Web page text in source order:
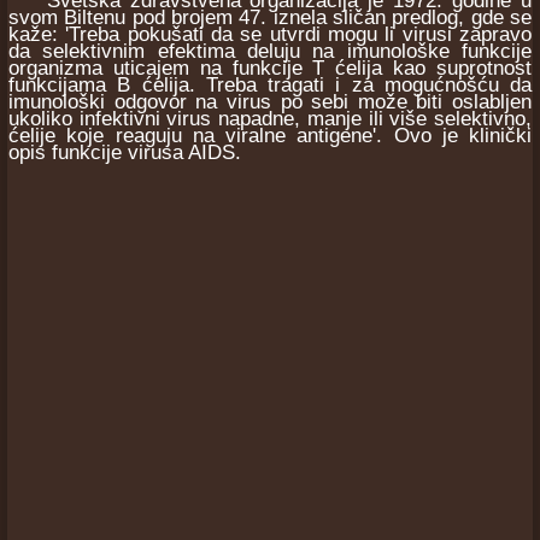
svom Biltenu pod brojem 47. iznela sličan predlog, gde se
kaže: 'Treba pokušati da se utvrdi mogu li virusi zapravo
da selektivnim efektima deluju na imunološke funkcije
organizma uticajem na funkcije T ćelija kao suprotnost
funkcijama B ćelija. Treba tragati i za mogućnošću da
imunološki odgovor na virus po sebi može biti oslabljen
ukoliko infektivni virus napadne, manje ili više selektivno,
ćelije koje reaguju na viralne antigene'. Ovo je klinički
opis funkcije virusa AIDS.